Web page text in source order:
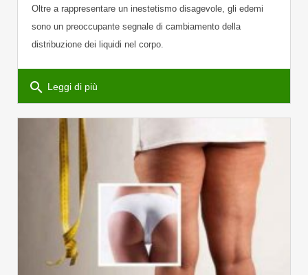
Oltre a rappresentare un inestetismo disagevole, gli edemi
sono un preoccupante segnale di cambiamento della
distribuzione dei liquidi nel corpo.
search Leggi di più